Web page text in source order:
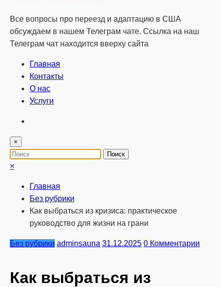
Все вопросы про переезд и адаптацию в США
обсуждаем в нашем Телеграм чате. Ссылка на наш
Телеграм чат находится вверху сайта
Главная
Контакты
О нас
Услуги
×
×
Главная
Без рубрики
Как выбраться из кризиса: практическое
руководство для жизни на грани
Без рубрики adminsauna 31.12.2025 0 Комментарии
Как выбраться из